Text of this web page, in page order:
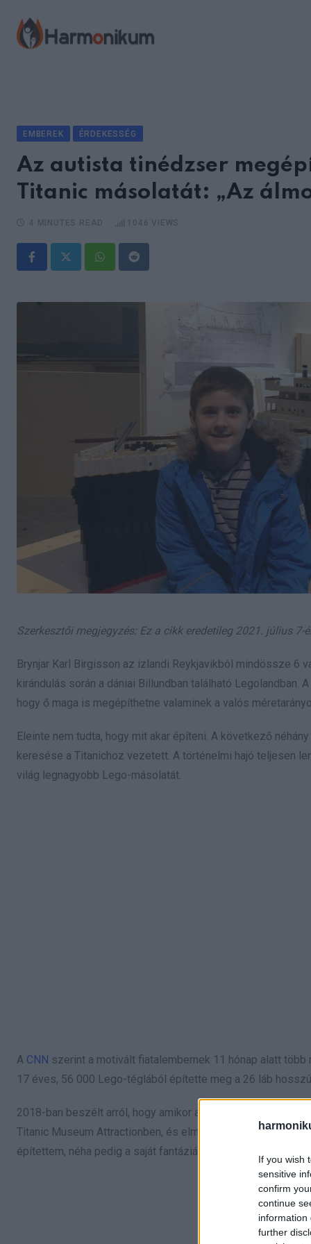
If you wish
sensitive
confirm
continue
information
further
content
EMBEREK ÉRDEKESSÉG
Az autista tinédzser
Titanic másolatát: „Az
WhatsappReddit
Szerkesztői megjegyzés: Ez a cikk eredetileg 2021. július 7-
Brynjar Karl Birgisson az izlandi Reykjavikból mindössze
kirándulás során a dániai Billundban található
hogy ő maga is megépíthetne valaminek a valós
Eleinte nem tudta, hogy mit akar építeni. A következő
keresése a Titanichoz vezetett. A történelmi hajó teljesen
világ legnagyobb Lego-másolatát.
A CNN szerint a motivált fiatalembernek 11 hónap alatt
17 éves, 56 000 Lego-téglából építette meg a 26 láb
2018-ban beszélt arról, hogy amikor a Titanic-szobra
Titanic Museum Attractionben, és elmondta, hogy
építettem, néha pedig a saját fantáziámat használtam” –